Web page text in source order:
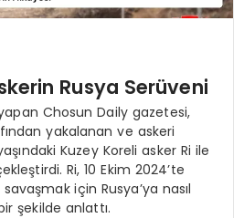
Rusya Serüveni
Chosun Daily gazetesi,
yakalanan ve askeri
Kuzey Koreli asker Ri ile
Ri, 10 Ekim 2024’te
savaşmak için Rusya’ya nasıl
şekilde anlattı.